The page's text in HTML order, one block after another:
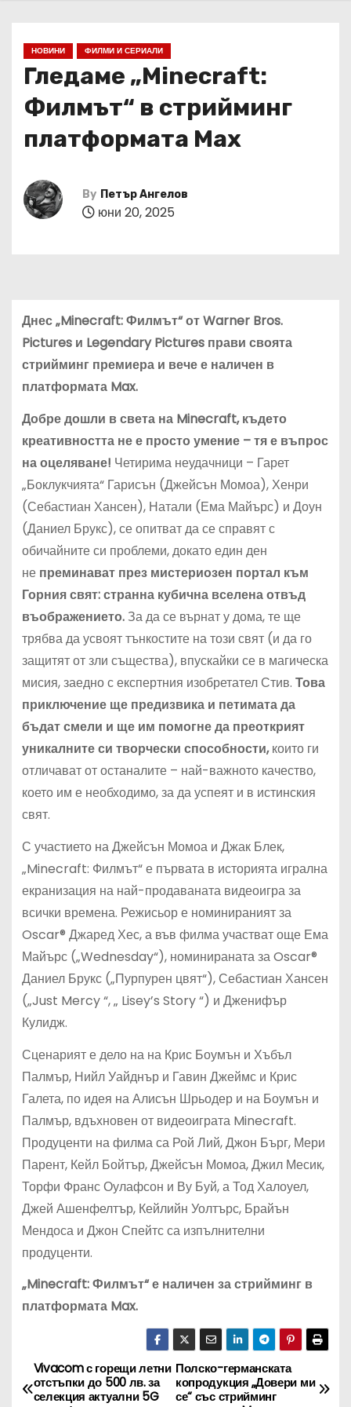
НОВИНИ ФИЛМИ И СЕРИАЛИ
Гледаме „Minecraft:
Филмът“ в стрийминг
платформата Max
By Петър Ангелов
юни 20, 2025
Днес „Minecraft: Филмът“ от Warner Bros.
Pictures и Legendary Pictures прави своята
стрийминг премиера и вече е наличен в
платформата Max.
Добре дошли в света на Minecraft, където
креативността не е просто умение – тя е въпрос
на оцеляване! Четирима неудачници – Гарет
„Боклукчията“ Гарисън (Джейсън Момоа), Хенри
(Себастиан Хансен), Натали (Ема Майърс) и Доун
(Даниел Брукс), се опитват да се справят с
обичайните си проблеми, докато един ден
не преминават през мистериозен портал към
Горния свят: странна кубична вселена отвъд
въображението.За да се върнат у дома, те ще
трябва да усвоят тънкостите на този свят (и да го
защитят от зли същества), впускайки се в магическа
мисия, заедно с експертния изобретател Стив. Това
приключение ще предизвика и петимата да
бъдат смели и ще им помогне да преоткрият
уникалните си творчески способности,които ги
отличават от останалите – най-важното качество,
което им е необходимо, за да успеят и в истинския
свят.
С участието на Джейсън Момоа и Джак Блек,
„Minecraft: Филмът“ е първата в историята игрална
екранизация на най-продаваната видеоигра за
всички времена. Режисьор е номинираният за
Oscar® Джаред Хес, а във филма участват още Ема
Майърс („Wednesday“), номинираната за Oscar®
Даниел Брукс („Пурпурен цвят“), Себастиан Хансен
(„Just Mercy “, „ Lisey’s Story “) и Дженифър
Кулидж.
Сценарият е дело на на Крис Боумън и Хъбъл
Палмър, Нийл Уайднър и Гавин Джеймс и Крис
Галета, по идея на Алисън Шрьодер и на Боумън и
Палмър, вдъхновен от видеоиграта Minecraft.
Продуценти на филма са Рой Лий, Джон Бърг, Мери
Парент, Кейл Бойтър, Джейсън Момоа, Джил Месик,
Торфи Франс Оулафсон и Ву Буй, а Тод Халоуел,
Джей Ашенфелтър, Кейлийн Уолтърс, Брайън
Мендоса и Джон Спейтс са изпълнителни
продуценти.
„Minecraft: Филмът“ е наличен за стрийминг в
платформата Max.
Н
Полско-германската
копродукция „Довери ми
се“ със стрийминг
Vivacom с горещи летни
отстъпки до 500 лв. за
селекция актуални 5G